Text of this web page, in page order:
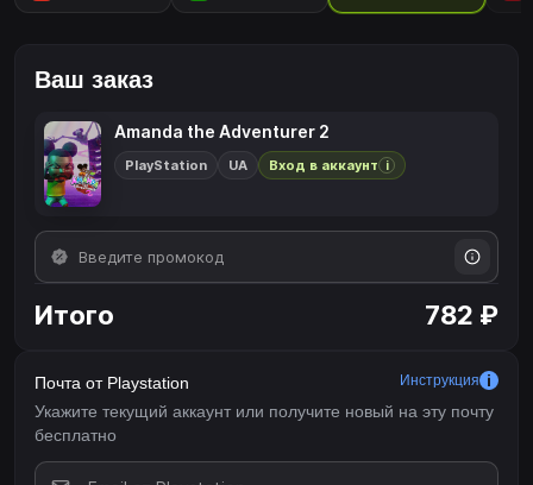
Ваш заказ
Amanda the Adventurer 2
PlayStation UA Вход в аккаунт i
Итого 782 ₽
Почта от Playstation
Укажите текущий аккаунт или получите новый на эту почту
бесплатно
Инструкция